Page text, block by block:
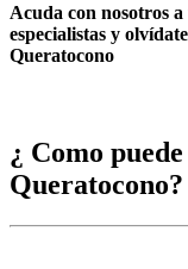
Acuda con nosotros
especialistas y
Queratocono
¿ Como
Queratocono?